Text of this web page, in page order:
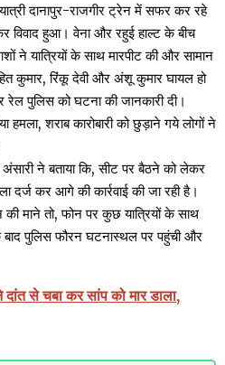
दानापुर-राजगीर ट्रेन में सफर कर रहे
विवाद हुआ। वेना और रहुई हाल्ट के बीच
ने यात्रियों के साथ मारपीट की और सामान
कुमार, रिंकू देवी और अंशू कुमार घायल हो
रेल पुलिस को घटना की जानकारी दी।
शराब कारोबारी को छुड़ाने गये लोगों ने
ने बताया कि, सीट पर बैठने को लेकर
दर्ज कर आगे की कार्रवाई की जा रही है।
की माने तो, फोन पर कुछ यात्रियों के साथ
बाद पुलिस फौरन घटनास्थल पर पहुंची और
से चबा कर सांप को मार डाला,